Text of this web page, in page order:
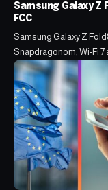
Samsung Galaxy
FCC
Samsung Galaxy Z
Snapdragonom, Wi-Fi 7